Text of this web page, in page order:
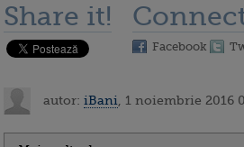
Share it!
Facebook
autor: iBani , 1 noiembrie 2016